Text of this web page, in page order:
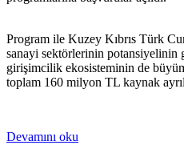
Program ile Kuzey Kıbrıs Türk
sanayi sektörlerinin potansiyelinin
girişimcilik ekosisteminin de
toplam 160 milyon TL kaynak
Devamını oku